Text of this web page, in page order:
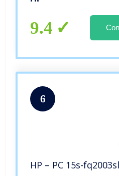
retroilluminata
9.4
6
HP – PC 15s-